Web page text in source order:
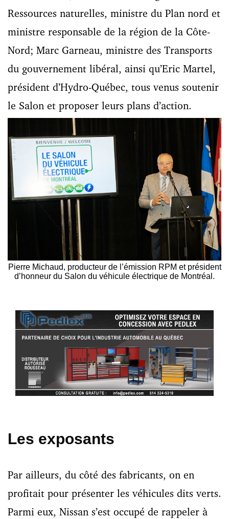
Ressources naturelles, ministre du Plan nord et
ministre responsable de la région de la Côte-
Nord; Marc Garneau, ministre des Transports
du gouvernement libéral, ainsi qu’Eric Martel,
président d’Hydro-Québec, tous venus soutenir
le Salon et proposer leurs plans d’action.
Pierre Michaud, producteur de l’émission RPM et président
d’honneur du Salon du véhicule électrique de Montréal.
Les exposants
Par ailleurs, du côté des fabricants, on en
profitait pour présenter les véhicules dits verts.
Parmi eux, Nissan s’est occupé de rappeler à